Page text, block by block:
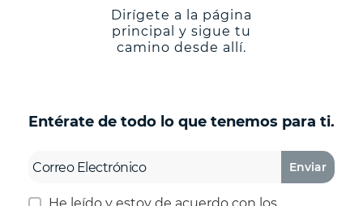
Dirígete a la página
principal y sigue tu
camino desde allí.
Entérate de todo lo que tenemos para ti.
Enviar